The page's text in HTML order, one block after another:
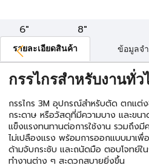
6" 8"
รายละเอียดสินค้า ข้อมูลจำ
กรรไกรสำหรับงานทั่ว
กรรไกร 3M อุปกรณ์สำหรับตัด ตกแต่ง
กระดาษ หรือวัสดุที่มีความบาง และข
แข็งแรงทนทานต่อการใช้งาน รวมถึงมี
ไม่เปลืองแรง พร้อมการออกแบบมาเ
ด้ามจับกระชับ และถนัดมือ ตอบโจทย์ใ
ทำงานต่าง ๆ สะดวกสบายยิ่งขึ้น